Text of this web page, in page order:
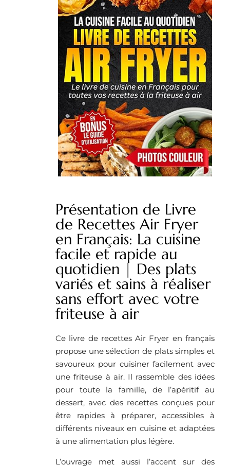
Présentation de Livre
de Recettes Air Fryer
en Français: La cuisine
facile et rapide au
quotidien | Des plats
variés et sains à réaliser
sans effort avec votre
friteuse à air
Ce livre de recettes Air Fryer en français
propose une sélection de plats simples et
savoureux pour cuisiner facilement avec
une friteuse à air. Il rassemble des idées
pour toute la famille, de l’apéritif au
dessert, avec des recettes conçues pour
être rapides à préparer, accessibles à
différents niveaux en cuisine et adaptées
à une alimentation plus légère.
L’ouvrage met aussi l’accent sur des